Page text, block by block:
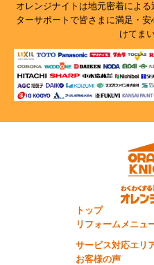
オレンジナイトは地元密着によ
ターサポートで皆さまに満足・
けてま
トップ
リフォームメニュ
サービス対応エリ
お客様の声